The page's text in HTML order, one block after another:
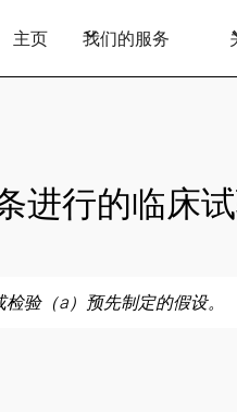
主页 我们的服务
行的临床
验（a）预先制定的假设。